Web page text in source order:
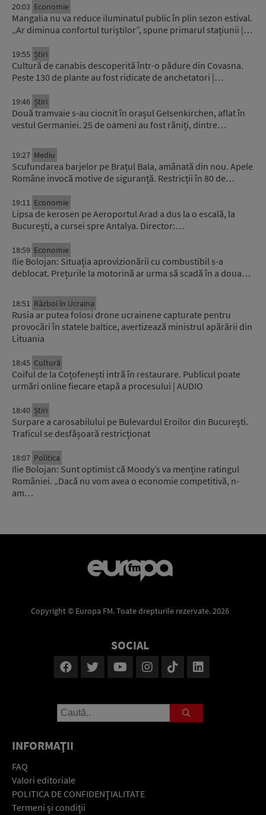
20:03 Economie
Mangalia nu va reduce iluminatul public în plin sezon estival.
„Ar diminua confortul turiștilor”, spune primarul stațiunii |…
19:55 Știri
Cultură de canabis descoperită într-o pădure din Covasna.
Peste 130 de plante au fost ridicate de anchetatori |…
19:46 Știri
Două tramvaie s-au ciocnit în orașul Gelsenkirchen, aflat în
vestul Germaniei. 25 de oameni au fost răniți, dintre…
19:27 Mediu
Scufundarea barjelor pe Brațul Bala, amânată din nou. Apele
Române invocă motive de siguranță. Restricții în 80 de…
19:11 Economie
Lipsa de kerosen pe Aeroportul Arad a dus la o escală, la
București, a cursei spre Antalya. Director:…
18:59 Economie
Ilie Bolojan: Situaţia aprovizionării cu combustibil s-a
deblocat. Prețurile la motorină ar urma să scadă în a doua…
18:51 Război în Ucraina
Rusia ar putea folosi drone ucrainene capturate pentru
provocări în statele baltice, avertizează ministrul apărării din
Lituania
18:45 Cultură
Coiful de la Coțofenești intră în restaurare. Publicul poate
urmări online fiecare etapă a procesului | AUDIO
18:40 Știri
Surpare a carosabilului pe Bulevardul Eroilor din București.
Traficul se desfășoară restricționat
18:07 Politica
Ilie Bolojan: Sunt optimist că Moody’s va menține ratingul
României. „Dacă nu vom avea o economie competitivă, n-
am…
Copyright © Europa FM. Toate drepturile rezervate. 2026
SOCIAL
INFORMAŢII
FAQ
Valori editoriale
POLITICA DE CONFIDENŢIALITATE
Termeni şi condiţii